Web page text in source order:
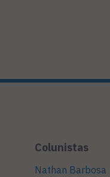
Colunistas
Nathan Barbosa